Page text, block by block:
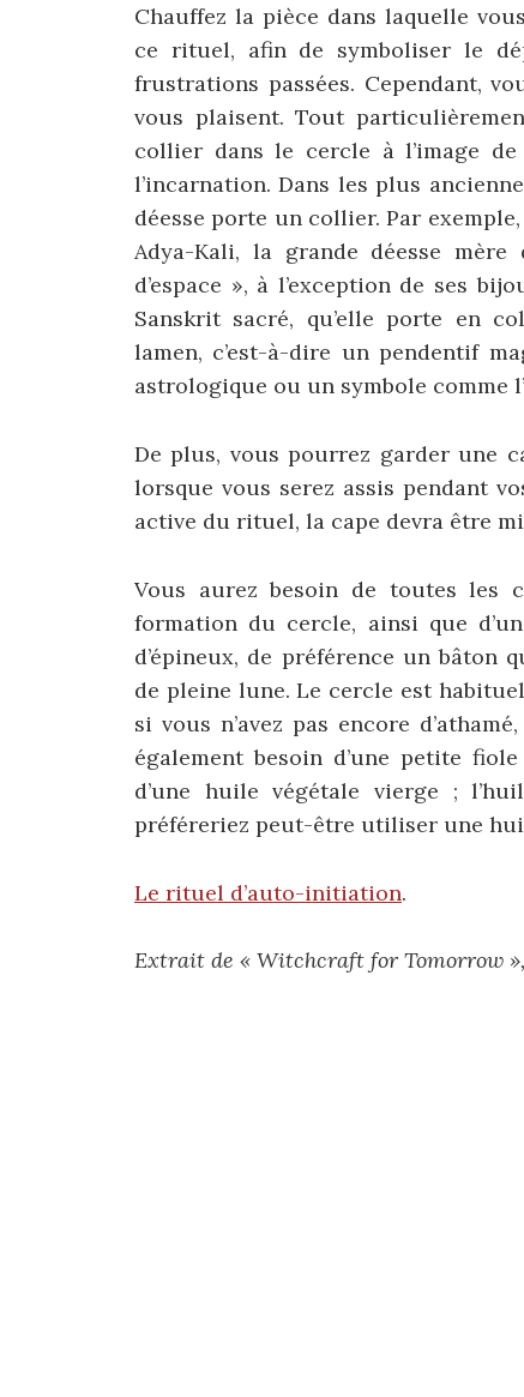
Chauffez la pièce dans laquelle
ce rituel, afin de symboliser le
frustrations passées. Cependant,
vous plaisent. Tout
collier dans le cercle à l’image
l’incarnation. Dans les plus
déesse porte un collier. Par
Adya-Kali, la grande déesse
d’espace », à l’exception de ses
Sanskrit sacré, qu’elle porte en
lamen, c’est-à-dire un pendentif
astrologique ou un symbole comme
De plus, vous pourrez garder une
lorsque vous serez assis pendant
active du rituel, la cape devra être
Vous aurez besoin de toutes les
formation du cercle, ainsi que
d’épineux, de préférence un bâton
de pleine lune. Le cercle est
si vous n’avez pas encore
également besoin d’une petite
d’une huile végétale vierge ;
préféreriez peut-être utiliser une
Le rituel d’auto-initiation.
Extrait de « Witchcraft for Tomorrow